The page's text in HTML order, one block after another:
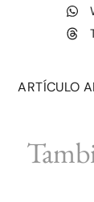
ARTÍCULO